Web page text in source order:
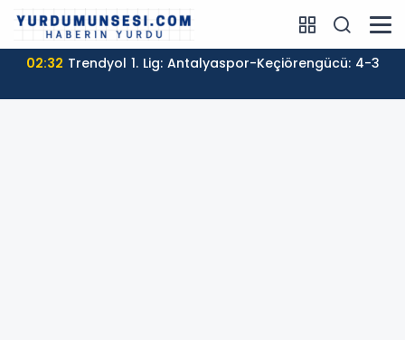
02:32 Trendyol 1. Lig: Antalyaspor-Keçiörengücü: 4-3